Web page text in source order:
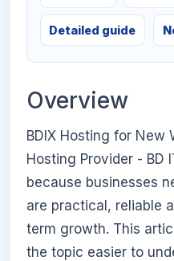
Detailed guide
Overview
BDIX Hosting for New
Hosting Provider - BD
because businesses
are practical, reliable
term growth. This
the topic easier to